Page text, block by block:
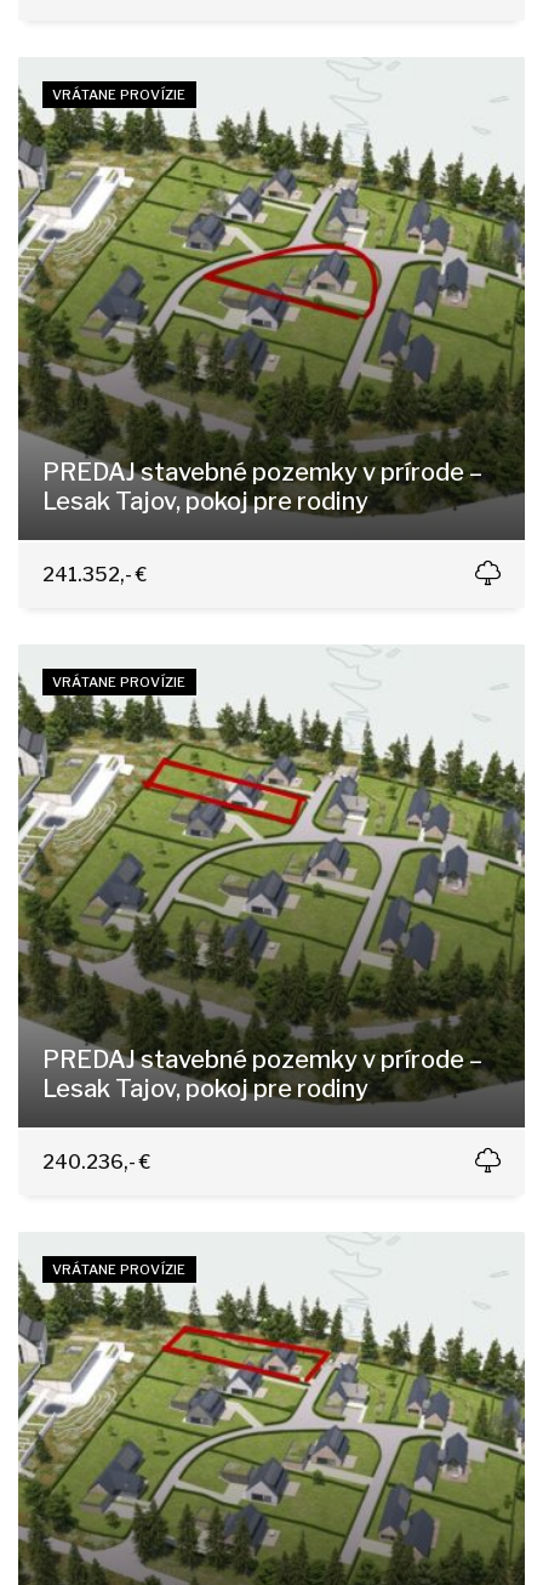
VRÁTANE PROVÍZIE
PREDAJ stavebné pozemky v prírode –
Lesak Tajov, pokoj pre rodiny
Tajov
241.352,- €
VRÁTANE PROVÍZIE
PREDAJ stavebné pozemky v prírode –
Lesak Tajov, pokoj pre rodiny
Tajov
240.236,- €
VRÁTANE PROVÍZIE